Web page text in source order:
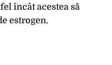
încât acestea să
estrogen.